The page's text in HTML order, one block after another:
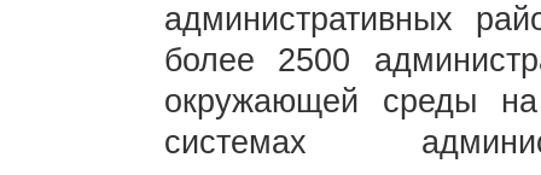
административных
более 2500
окружающей среды
системах